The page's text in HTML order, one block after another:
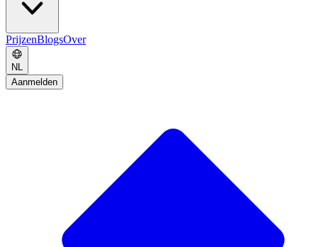
PrijzenBlogsOver
NL
Aanmelden